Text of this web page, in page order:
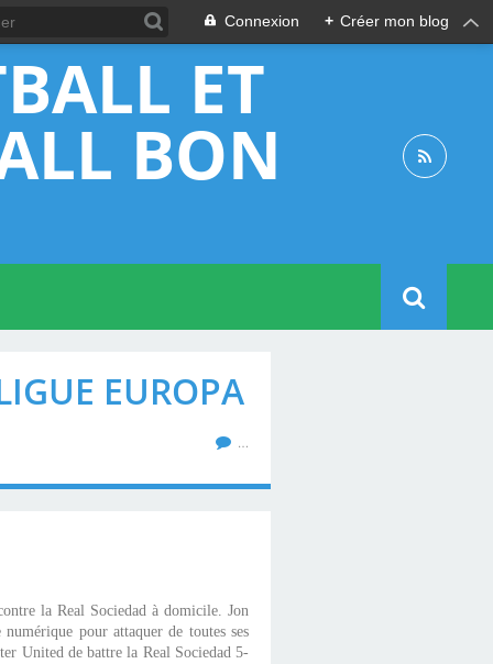
Connexion + Créer mon blog
ET
BON
EUROPA
…
la Real Sociedad à domicile. Jon
pour attaquer de toutes ses
United de battre la Real Sociedad 5-